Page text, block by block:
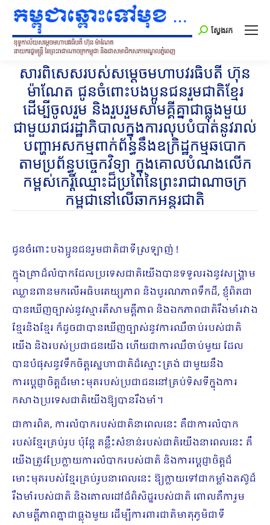
Search:
ស្វែងរក
សារពិសេសរបស់សម្តេចមហាបវរធិបតី ហ៊ុន
ម៉ាណែត ជូនចំពោះបងប្អូនជនរួមជាតិខ្មែរ
ដើម្បីចូលរួម និងរួបរួមសាមគ្គីគ្នាជាធ្លុងមួយ
ជាមួយរាជរដ្ឋាភិបាលក្នុងការលុបបំបាត់នូវរាល់
បញ្ហាអសកម្មពាក់ព័ន្ធនឹងឧក្រិដ្ឋកម្មឆបោក
តាមប្រព័ន្ធបច្ចេកវិទ្យា ក្នុងគោលបំណងលើក
កម្ពស់កេរ្តិ៍ឈ្មោះដ៏ប្រពៃនៃព្រះរាជាណាចក្រ
កម្ពុជានៅលើឆាកអន្តរជាតិ
ជូនចំពោះបងប្អូនជនរួមជាតិជាទីស្រឡាញ់ !
ក្នុងគ្រាដ៏លំបាកដែលប្រទេសជាតិយើងបានទទួលរងនូវសង្រ្គាម
ឈ្លានពានមកលើអធិបតេយ្យភាព និងបូរណភាពទឹកដី, ខ្ញុំពិតជា
បានឃើញច្បាស់នូវស្មារតីសាមគ្គីភាព និងឯកភាពជាតិរឹងមាំរវាង
ខ្មែរនិងខ្មែរ ក៏ដូចជាបានឃើញច្បាស់នូវការឈឺចាប់របស់ជាតិ
យើង និងរបស់ប្រជាជនយើង ហើយជាការឈឺចាប់មួយ ដែល
បានបំផុសនូវទឹកចិត្តស្នេហាជាតិដ៏ស្មោះត្រង់ ជាមួយនឹង
ការប្តេជ្ញាចិត្តដ៏មោះមុតរបស់ប្រជាជននៅគ្រប់ទិសទីក្នុងការ
កសាងប្រទេសជាតិយើងឱ្យបានរឹងមាំ។
ជាការពិត, ការលំបាករបស់ជាតិនាពេលនេះ គឺជាការលំបាក
របស់ខ្មែរគ្រប់រូប ប៉ុន្តែ គន្លឹះសំខាន់របស់ជាតិយើងនាពេលនេះ គឺ
យើងត្រូវប្រែក្លាយការលំបាករបស់ជាតិ និងការប្តេជ្ញាចិត្តដ៏
មោះមុតរបស់ខ្មែរគ្រប់រូបនាពេលនេះ ឱ្យក្លាយទៅជាកម្លាំងតស៊ូដ៏
រឹងមាំរបស់ជាតិ និងគោលដៅដ៏ពិសិដ្ឋរបស់ជាតិ ពោលគឺការួម
សាមគ្គីភាពគ្នាជាធ្លុងមួយ ដើម្បីការពារជាតិមាតុភូមិជាទី